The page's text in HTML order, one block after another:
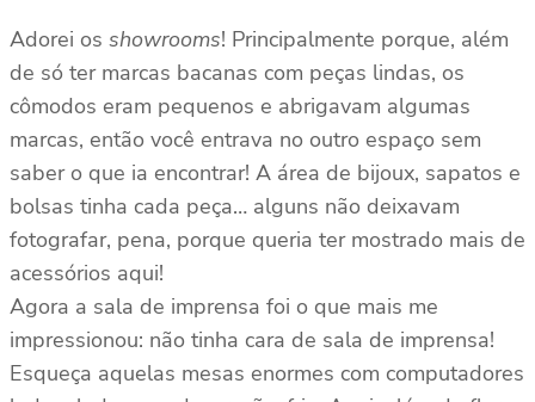
Adorei os showrooms! Principalmente porque, além
de só ter marcas bacanas com peças lindas, os
cômodos eram pequenos e abrigavam algumas
marcas, então você entrava no outro espaço sem
saber o que ia encontrar! A área de bijoux, sapatos e
bolsas tinha cada peça… alguns não deixavam
fotografar, pena, porque queria ter mostrado mais de
acessórios aqui!
Agora a sala de imprensa foi o que mais me
impressionou: não tinha cara de sala de imprensa!
Esqueça aquelas mesas enormes com computadores